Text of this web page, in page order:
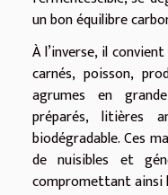
un bon équilibre
À l’inverse, il
carnés, poisson,
agrumes en
préparés, litières
biodégradable. Ces
de nuisibles et
compromettant ainsi